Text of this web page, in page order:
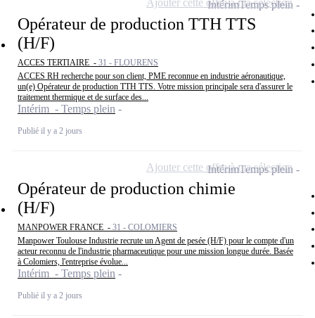
Opérateur de production TTH TTS
(H/F)
ACCES TERTIAIRE - 31 - FLOURENS
ACCES RH recherche pour son client, PME reconnue en industrie aéronautique,
un(e) Opérateur de production TTH TTS. Votre mission principale sera d'assurer le
traitement thermique et de surface des...
Intérim - Temps plein
Publié il y a 2 jours
IntérimTemps plein
Ajouter cette offre à ma sélection
Opérateur de production chimie
(H/F)
MANPOWER FRANCE - 31 - COLOMIERS
Manpower Toulouse Industrie recrute un Agent de pesée (H/F) pour le compte d'un
acteur reconnu de l'industrie pharmaceutique pour une mission longue durée. Basée
à Colomiers, l'entreprise évolue...
Intérim - Temps plein
Publié il y a 2 jours
IntérimTemps plein
Ajouter cette offre à ma sélection